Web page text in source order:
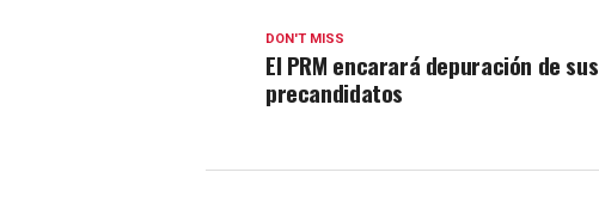
DON'T MISS
El PRM encarará depuración de sus
precandidatos